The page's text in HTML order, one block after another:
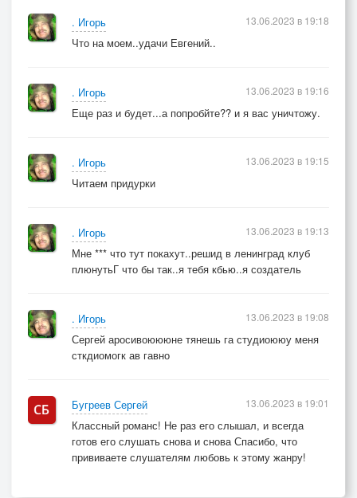
. Игорь
Что на моем..удачи Евгений..
13.06.2023 в 19:18
. Игорь
Еще раз и будет...а попробйте?? и я вас уничтожу.
13.06.2023 в 19:16
. Игорь
Читаем придурки
13.06.2023 в 19:15
. Игорь
Мне *** что тут покахут..решид в ленинград клуб
плюнутьГ что бы так..я тебя кбью..я создатель
13.06.2023 в 19:13
. Игорь
Сергей аросивоюююне тянешь га студиоююу меня
сткдиомогк ав гавно
13.06.2023 в 19:08
Бугреев Сергей
Классный романс! Не раз его слышал, и всегда
готов его слушать снова и снова Спасибо, что
прививаете слушателям любовь к этому жанру!
13.06.2023 в 19:01